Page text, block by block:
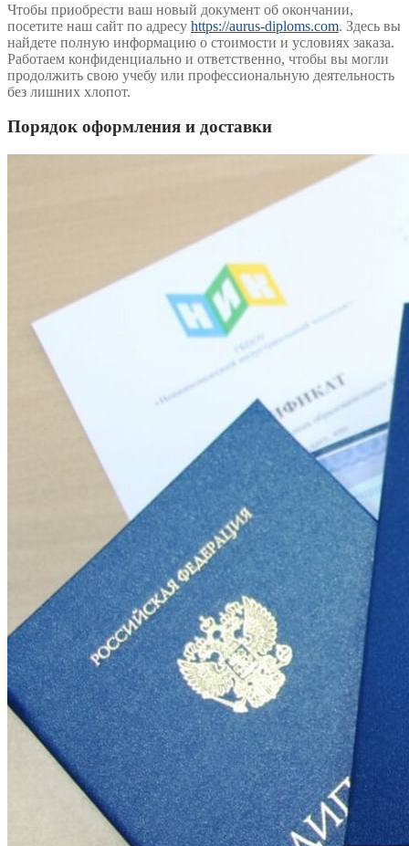
Чтобы приобрести ваш новый документ об окончании,
посетите наш сайт по адресу https://aurus-diploms.com. Здесь вы
найдете полную информацию о стоимости и условиях заказа.
Работаем конфиденциально и ответственно, чтобы вы могли
продолжить свою учебу или профессиональную деятельность
без лишних хлопот.
Порядок оформления и доставки